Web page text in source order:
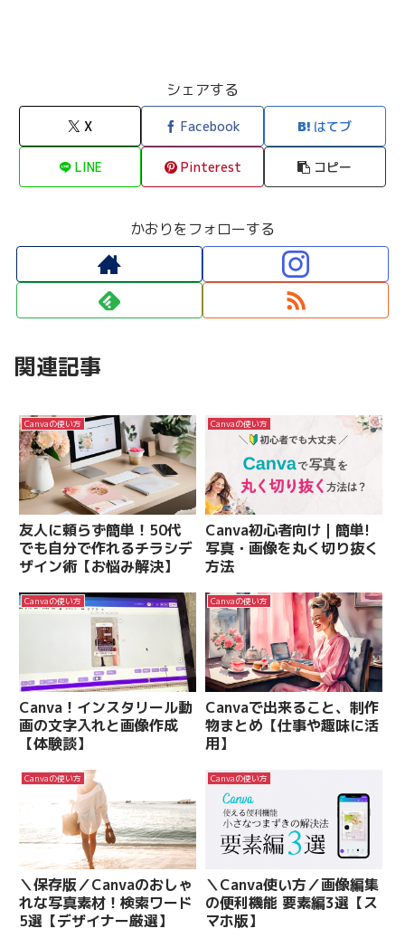
シェアする
X Facebook はてブ
LINE Pinterest コピー
かおりをフォローする
関連記事
Canvaの使い方
友人に頼らず簡単！50代
でも自分で作れるチラシデ
ザイン術【お悩み解決】
Canvaの使い方
Canva初心者向け｜簡単!
写真・画像を丸く切り抜く
方法
Canvaの使い方
Canva！インスタリール動
画の文字入れと画像作成
【体験談】
Canvaの使い方
Canvaで出来ること、制作
物まとめ【仕事や趣味に活
用】
Canvaの使い方
＼保存版／Canvaのおしゃ
れな写真素材！検索ワード
5選【デザイナー厳選】
Canvaの使い方
＼Canva使い方／画像編集
の便利機能 要素編3選【ス
マホ版】